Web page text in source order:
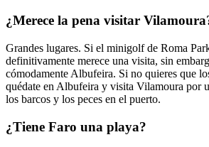
¿Merece la pena visitar
Grandes lugares. Si el minigolf de Roma
definitivamente merece una visita, sin
cómodamente Albufeira. Si no quieres que
quédate en Albufeira y visita Vilamoura por
los barcos y los peces en el puerto.
¿Tiene Faro una playa?